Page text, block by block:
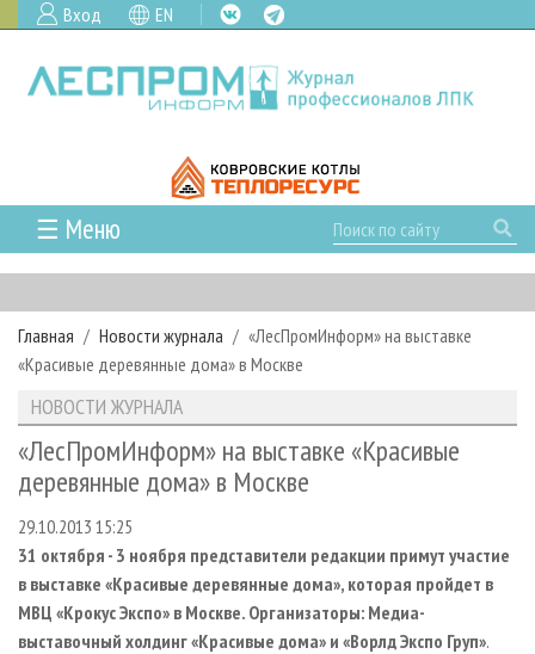
Вход EN
☰ Меню
ГЛАВНАЯ
РУБРИКИ И ТЕМЫ
РУБРИКИ ЖУРНАЛА
ЛЕСОЗАГОТОВКА
ЛЕСОПИЛЕНИЕ
СУШКА ДРЕВЕСИНЫ
ПРОИЗВОДСТВО ДРЕВЕСНЫХ ПЛИТ
ДЕРЕВЯННОЕ ДОМОСТРОЕНИЕ
НОВОСТИ
НОВОСТИ ЛПК
НОВОСТИ ЖУРНАЛА
ПРОЕКТЫ ЛПИ
АНАЛИТИКА
ПРЕДПРИЯТИЯ ЛПК
ПЕРСОНЫ
МОБИЛЬНЫЕ ВЫСТАВКИ
ОФИЦИАЛЬНЫЕ ДЕЛЕГАЦИИ
АРХИВ
АРХИВ ЖУРНАЛОВ
О ЖУРНАЛЕ
ПОДПИСКА
КОНТАКТЫ
РЕКЛАМОДАТЕЛЯМ
РЕКЛАМА
РЕКЛАМА НА САЙТЕ
Главная Новости журнала
«ЛесПромИнформ» на выставке
«Красивые деревянные дома» в Москве
НОВОСТИ ЖУРНАЛА
«ЛесПромИнформ» на выставке «Красивые
деревянные дома» в Москве
29.10.2013 15:25
31 октября - 3 ноября представители редакции примут участие
в выставке «Красивые деревянные дома», которая пройдет в
МВЦ «Крокус Экспо» в Москве. Организаторы: Медиа-
выставочный холдинг «Красивые дома» и «Ворлд Экспо Груп».